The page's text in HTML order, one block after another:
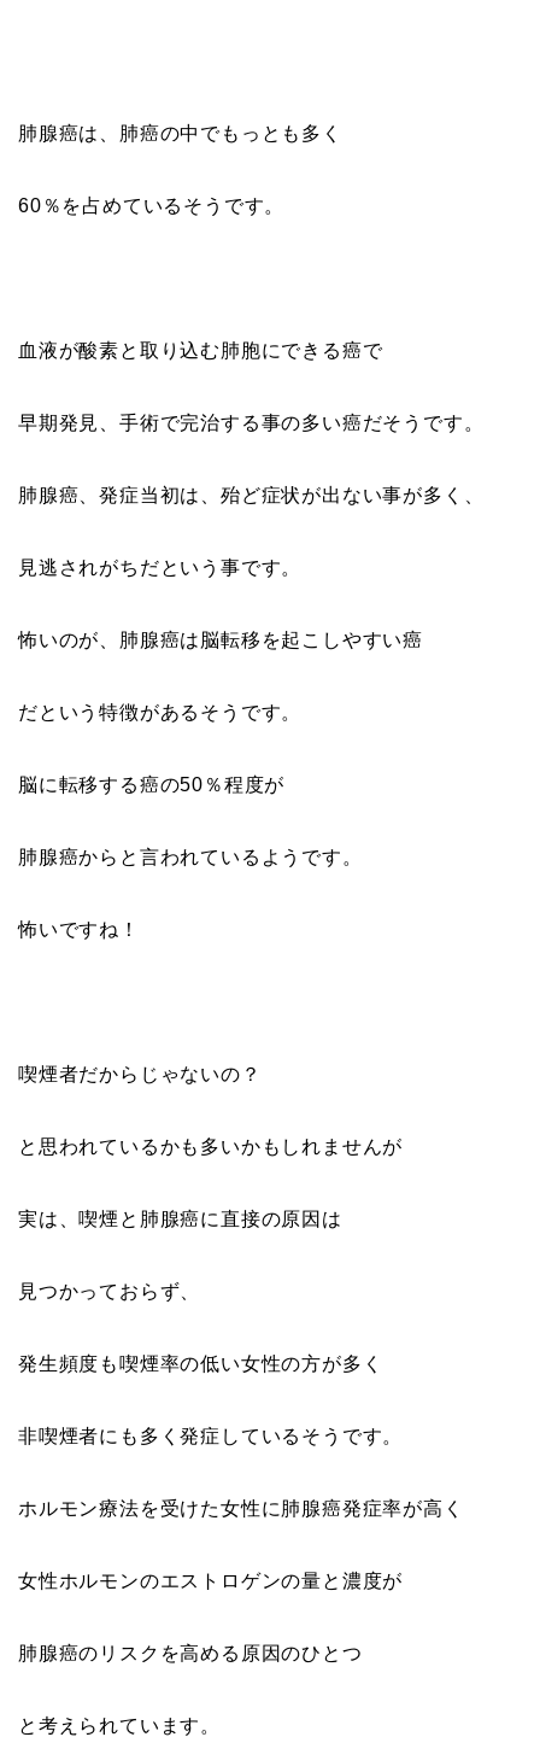
肺腺癌は、肺癌の中でもっとも多く
60％を占めているそうです。
血液が酸素と取り込む肺胞にできる癌で
早期発見、手術で完治する事の多い癌だそうです。
肺腺癌、発症当初は、殆ど症状が出ない事が多く、
見逃されがちだという事です。
怖いのが、肺腺癌は脳転移を起こしやすい癌
だという特徴があるそうです。
脳に転移する癌の50％程度が
肺腺癌からと言われているようです。
怖いですね！
喫煙者だからじゃないの？
と思われているかも多いかもしれませんが
実は、喫煙と肺腺癌に直接の原因は
見つかっておらず、
発生頻度も喫煙率の低い女性の方が多く
非喫煙者にも多く発症しているそうです。
ホルモン療法を受けた女性に肺腺癌発症率が高く
女性ホルモンのエストロゲンの量と濃度が
肺腺癌のリスクを高める原因のひとつ
と考えられています。